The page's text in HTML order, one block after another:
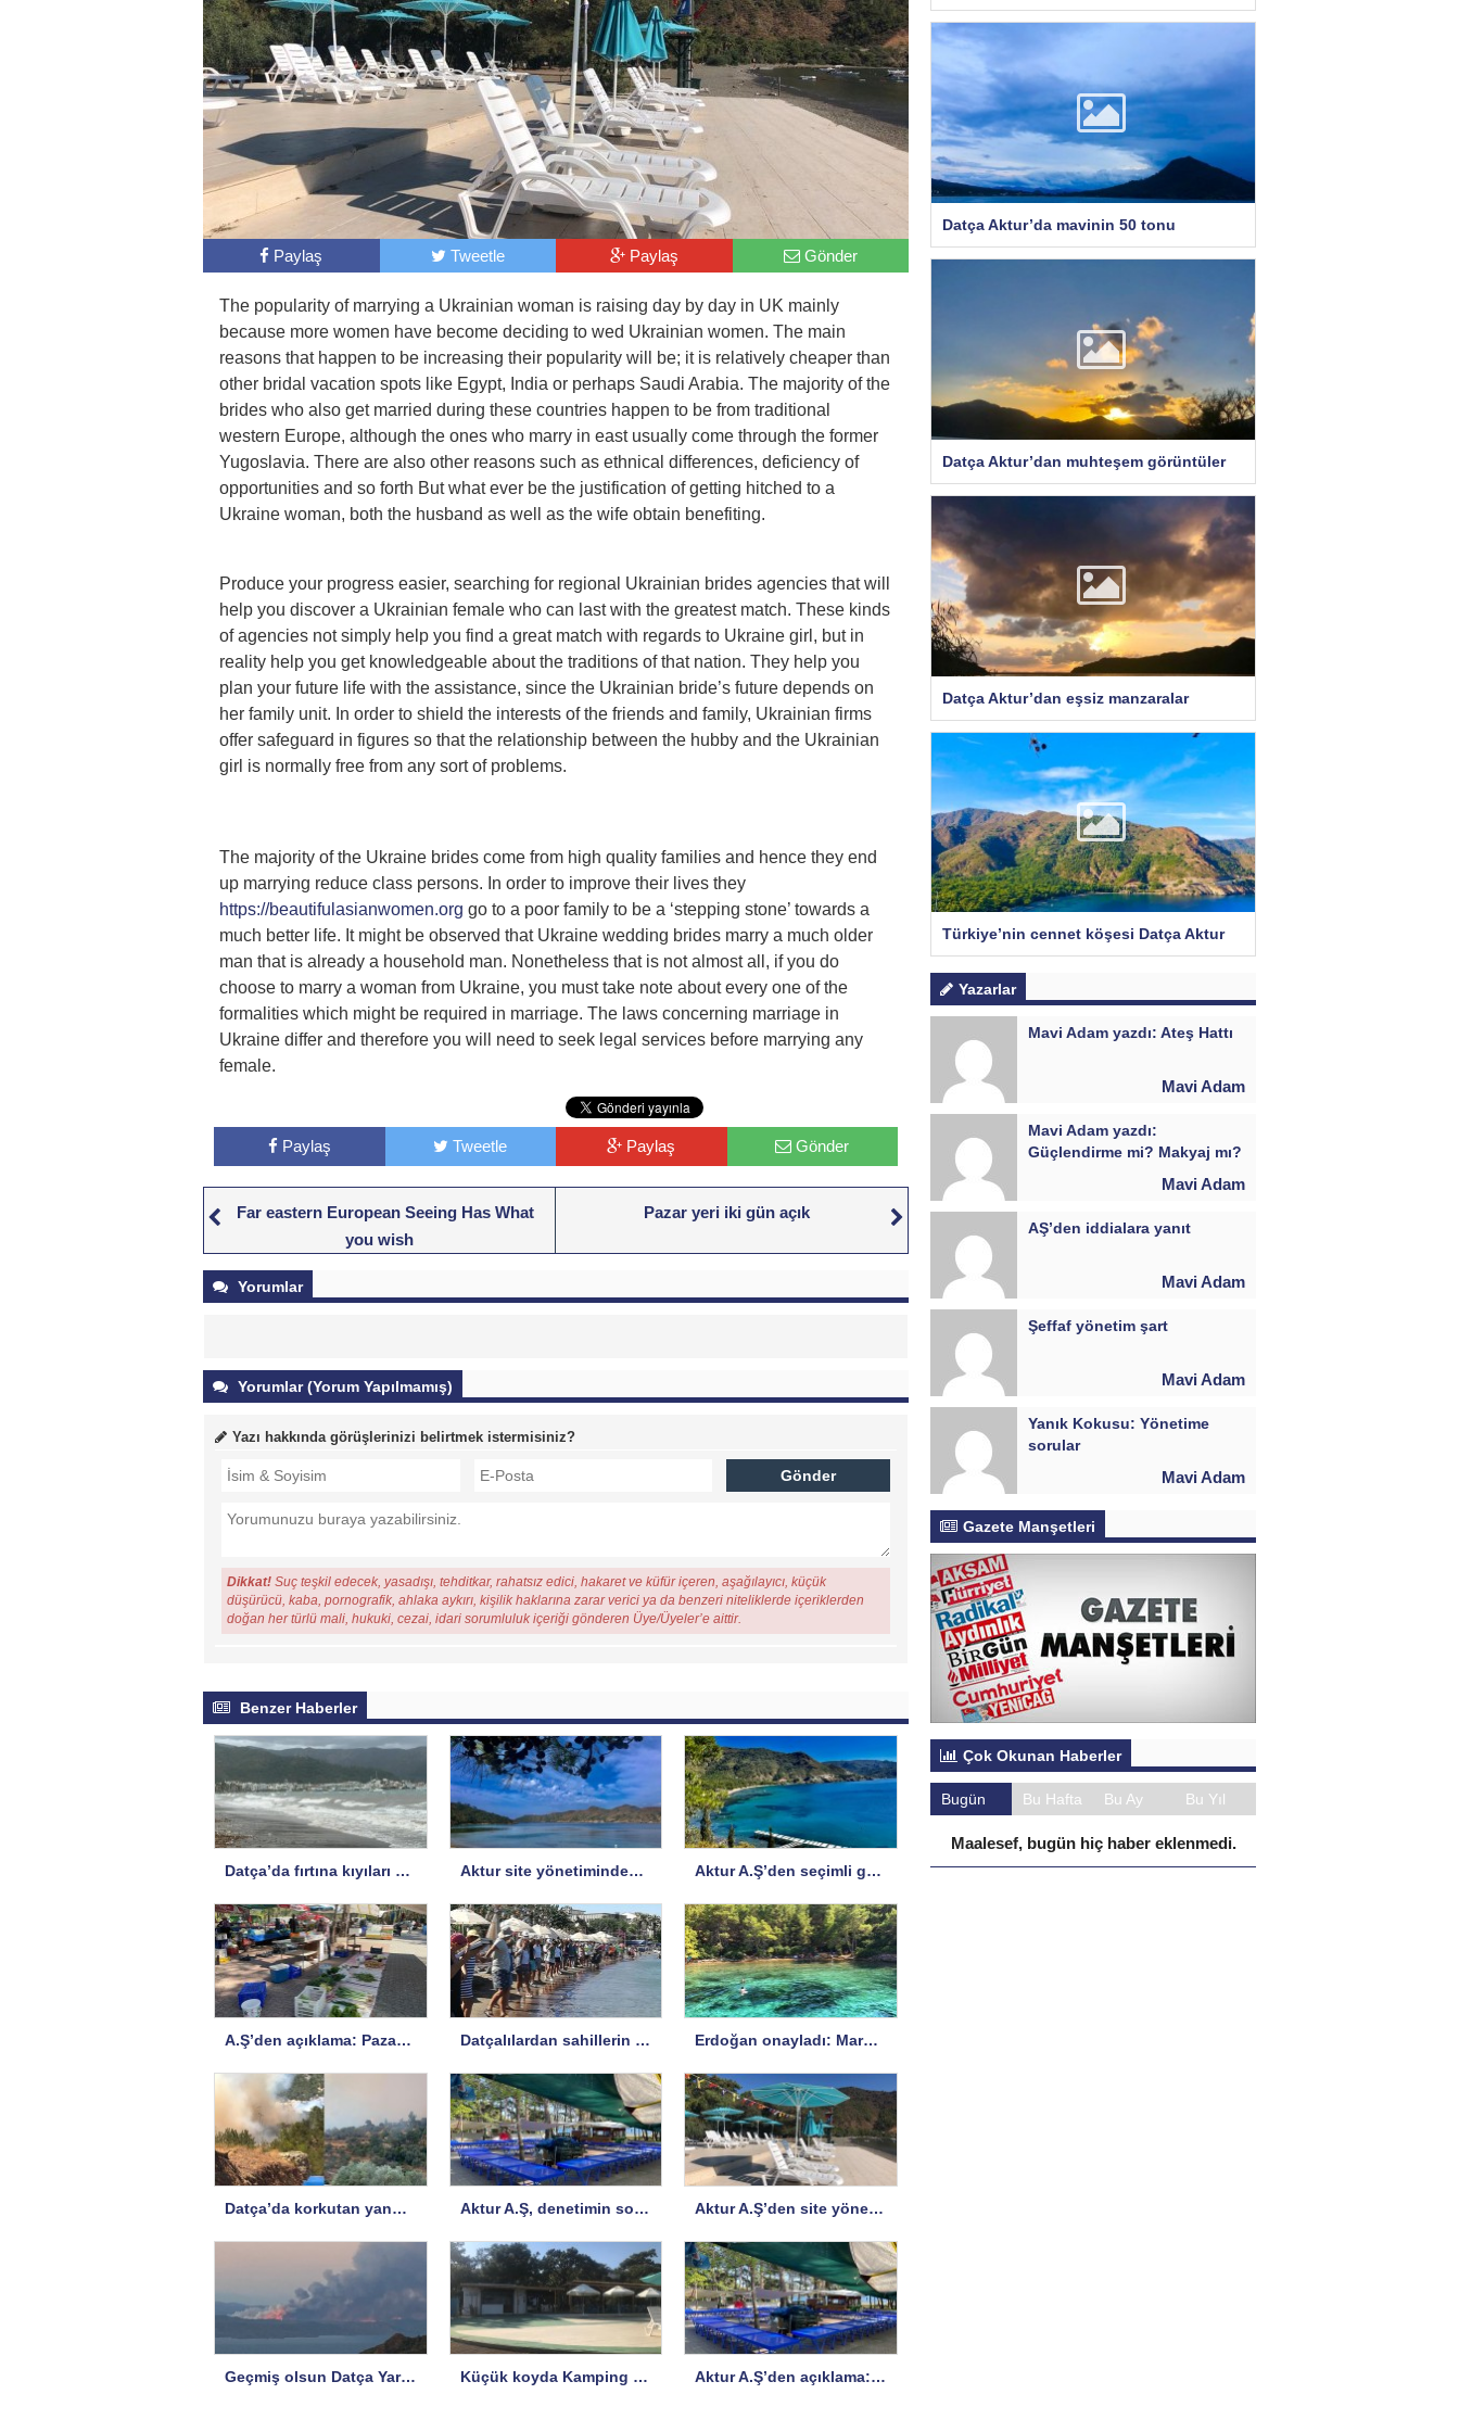
Paylaş Tweetle Paylaş Gönder
The popularity of marrying a Ukrainian woman is raising day by day in UK mainly
because more women have become deciding to wed Ukrainian women. The main
reasons that happen to be increasing their popularity will be; it is relatively cheaper than
other bridal vacation spots like Egypt, India or perhaps Saudi Arabia. The majority of the
brides who also get married during these countries happen to be from traditional
western Europe, although the ones who marry in east usually come through the former
Yugoslavia. There are also other reasons such as ethnical differences, deficiency of
opportunities and so forth But what ever be the justification of getting hitched to a
Ukraine woman, both the husband as well as the wife obtain benefiting.
Produce your progress easier, searching for regional Ukrainian brides agencies that will
help you discover a Ukrainian female who can last with the greatest match. These kinds
of agencies not simply help you find a great match with regards to Ukraine girl, but in
reality help you get knowledgeable about the traditions of that nation. They help you
plan your future life with the assistance, since the Ukrainian bride’s future depends on
her family unit. In order to shield the interests of the friends and family, Ukrainian firms
offer safeguard in figures so that the relationship between the hubby and the Ukrainian
girl is normally free from any sort of problems.
The majority of the Ukraine brides come from high quality families and hence they end
up marrying reduce class persons. In order to improve their lives they
https://beautifulasianwomen.org go to a poor family to be a ‘stepping stone’ towards a
much better life. It might be observed that Ukraine wedding brides marry a much older
man that is already a household man. Nonetheless that is not almost all, if you do
choose to marry a woman from Ukraine, you must take note about every one of the
formalities which might be required in marriage. The laws concerning marriage in
Ukraine differ and therefore you will need to seek legal services before marrying any
female.
Paylaş Tweetle Paylaş Gönder
Far eastern European Seeing Has What
you wish
Pazar yeri iki gün açık
Yorumlar
Yorumlar (Yorum Yapılmamış)
Yazı hakkında görüşlerinizi belirtmek istermisiniz?
Dikkat! Suç teşkil edecek, yasadışı, tehditkar, rahatsız edici, hakaret ve küfür içeren, aşağılayıcı, küçük
düşürücü, kaba, pornografik, ahlaka aykırı, kişilik haklarına zarar verici ya da benzeri niteliklerde içeriklerden
doğan her türlü mali, hukuki, cezai, idari sorumluluk içeriği gönderen Üye/Üyeler’e aittir.
Benzer Haberler
Datça’da fırtına kıyıları vurdu Aktur site yönetiminden A.Ş’ye yanıt Aktur A.Ş’den seçimli genel kurul hakkında uyarı
A.Ş’den açıklama: Pazar yeri risk altında! Datçalılardan sahillerin işgaline karşı protesto Erdoğan onayladı: Marmaris’te SİT koruma statüsü değişti
Datça’da korkutan yangın… Aktur A.Ş, denetimin sorularına yanıt verdi, bazı sorulara yanıt istedi Aktur A.Ş’den site yönetimine açıklama
Geçmiş olsun Datça Yarımadası! Küçük koyda Kamping Büfe hizmete açıldı Aktur A.Ş’den açıklama: İddialar ve Gerçekler
Datça Aktur’da mavinin 50 tonu
Datça Aktur’dan muhteşem görüntüler
Datça Aktur’dan eşsiz manzaralar
Türkiye’nin cennet köşesi Datça Aktur
Yazarlar
Mavi Adam yazdı: Ateş Hattı
Mavi Adam
Mavi Adam yazdı:
Güçlendirme mi? Makyaj mı?
Mavi Adam
AŞ’den iddialara yanıt
Mavi Adam
Şeffaf yönetim şart
Mavi Adam
Yanık Kokusu: Yönetime
sorular
Mavi Adam
Gazete Manşetleri
Çok Okunan Haberler
Bugün Bu Hafta Bu Ay Bu Yıl
Maalesef, bugün hiç haber eklenmedi.